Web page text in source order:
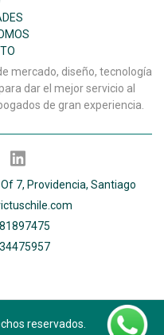
mercado, diseño, tecnología
dar el mejor servicio al
de gran experiencia.
7, Providencia, Santiago
reservados.